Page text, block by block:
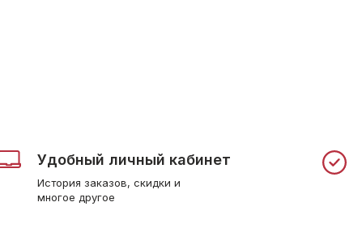
Удобный личный кабинет
История заказов, скидки и
многое другое